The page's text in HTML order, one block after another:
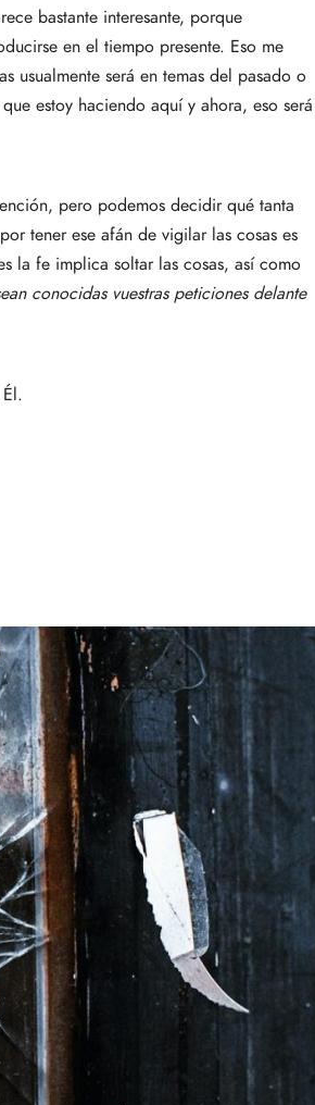
bastante interesante, porque
en el tiempo presente. Eso me
usualmente será en temas del pasado o
estoy haciendo aquí y ahora, eso será
pero podemos decidir qué tanta
tener ese afán de vigilar las cosas es
la fe implica soltar las cosas, así como
conocidas vuestras peticiones delante